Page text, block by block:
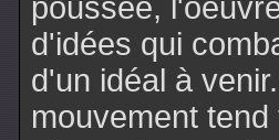
poussée,
d'idées qui
d'un idéal à
mouvement